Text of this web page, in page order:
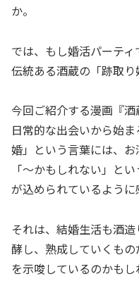
か。
では、もし婚活パーテ
伝統ある酒蔵の「跡取
今回ご紹介する漫画『
日常的な出会いから始
婚」という言葉には、お
「～かもしれない」と
が込められているように
それは、結婚生活も酒
酵し、熟成していくも
を示唆しているのかもし